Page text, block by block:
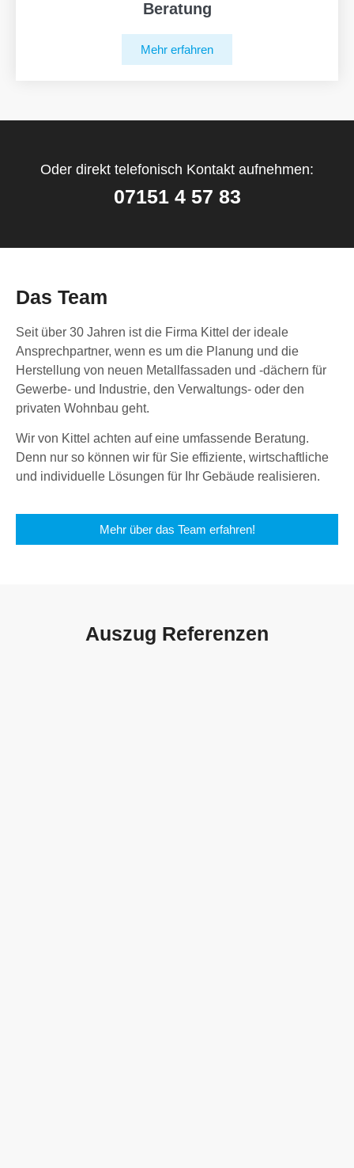
Beratung
Mehr erfahren
Oder direkt telefonisch Kontakt aufnehmen:
07151 4 57 83
Das Team
Seit über 30 Jahren ist die Firma Kittel der ideale
Ansprechpartner, wenn es um die Planung und die
Herstellung von neuen Metallfassaden und -dächern für
Gewerbe- und Industrie, den Verwaltungs- oder den
privaten Wohnbau geht.
Wir von Kittel achten auf eine umfassende Beratung.
Denn nur so können wir für Sie effiziente, wirtschaftliche
und individuelle Lösungen für Ihr Gebäude realisieren.
Mehr über das Team erfahren!
Auszug Referenzen